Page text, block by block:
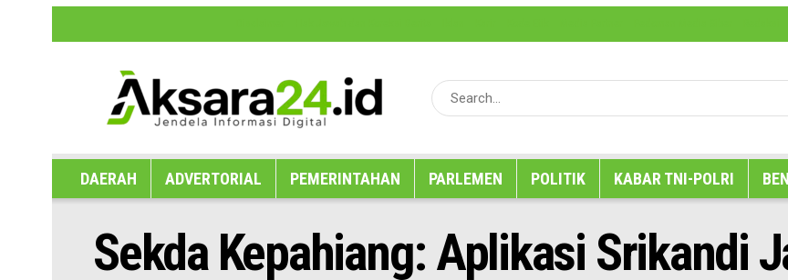
DAERAH ADVERTORIAL PEMERINTAHAN PARLEMEN POLITIK KABAR TNI-POLRI
Sekda Kepahiang: Aplikasi Srikandi